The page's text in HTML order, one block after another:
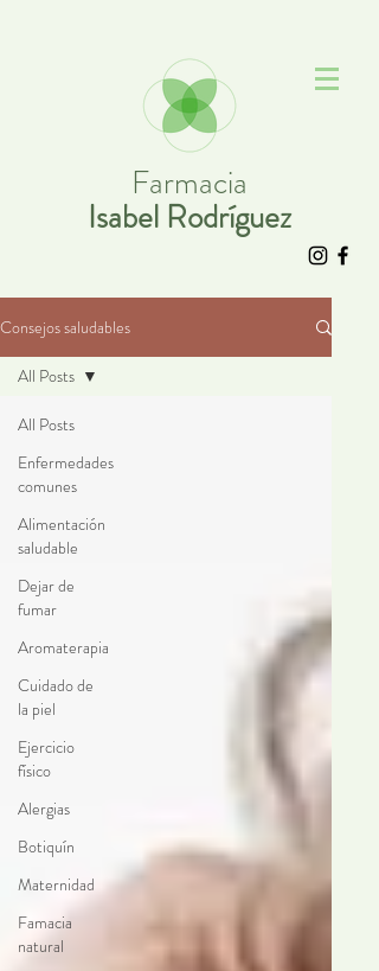
Farmacia
Isabel Rodríguez
Consejos saludables
All Posts
Enfermedades
comunes
Alimentación
saludable
Dejar de
fumar
Aromaterapia
Cuidado de
la piel
Ejercicio
físico
Alergias
Botiquín
Maternidad
Famacia
natural
All Posts